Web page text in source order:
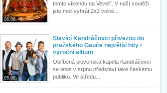
06.08.
tomto víkendu na Veveří. V naší soutěži
jste moli vyhrát 2x2 volné...
05.08.
Slavící Kandráčovci přivezou do
pražského Gauče největší hity i
výroční album
Oblíbená slovenská kapela Kandráčovci
se letos v srpnu představí také českému
publiku. Ve středu...